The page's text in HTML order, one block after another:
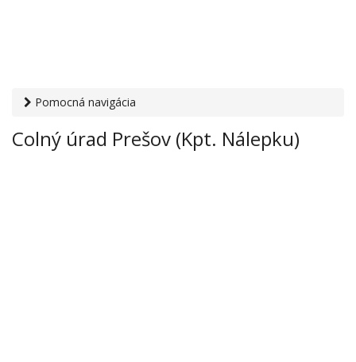
Pomocná navigácia
Prešov (Kpt. Nálepku)
Colný úrad Prešov (Kpt. Nálepku)